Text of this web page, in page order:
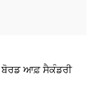
ਬੋਰਡ ਆਫ਼ ਸੈਕੰਡਰੀ